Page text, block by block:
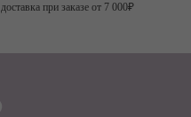
доставка при заказе от 7 000₽